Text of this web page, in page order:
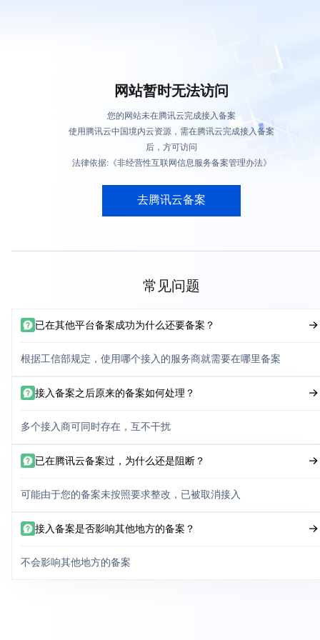
网站暂时无法访问
您的网站未在腾讯云完成接入备案
使用腾讯云中国境内云资源，需在腾讯云完成接入备案
后，方可访问
法律依据:《非经营性互联网信息服务备案管理办法》
去腾讯云备案
常见问题
已在其他平台备案成功为什么还要备案？
根据工信部规定，使用哪个接入的服务商就需要在哪里备案
接入备案之后原来的备案如何处理？
多个接入商可同时存在，互不干扰
已在腾讯云备案过，为什么还是阻断？
可能由于您的备案未按照要求整改，已被取消接入
接入备案是否影响其他地方的备案？
不会影响其他地方的备案